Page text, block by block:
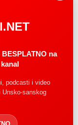
na
podcasti i video
sanskog